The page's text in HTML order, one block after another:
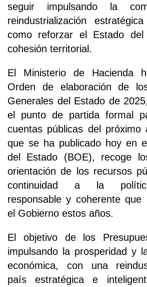
seguir impulsando la
reindustrialización
como reforzar el Estado
cohesión territorial.
El Ministerio de Hacienda
Orden de elaboración de
Generales del Estado de
el punto de partida formal
cuentas públicas del próximo
que se ha publicado hoy en
del Estado (BOE), recoge
orientación de los recursos
continuidad a la
responsable y coherente que
el Gobierno estos años.
El objetivo de los
impulsando la prosperidad y
económica, con una
país estratégica e